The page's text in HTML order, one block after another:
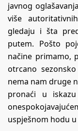
javnog
više
gledaju i šta
putem. Pošto
načine primamo,
otrcano
nema nam druge
pronaći u
uspješnom hodu